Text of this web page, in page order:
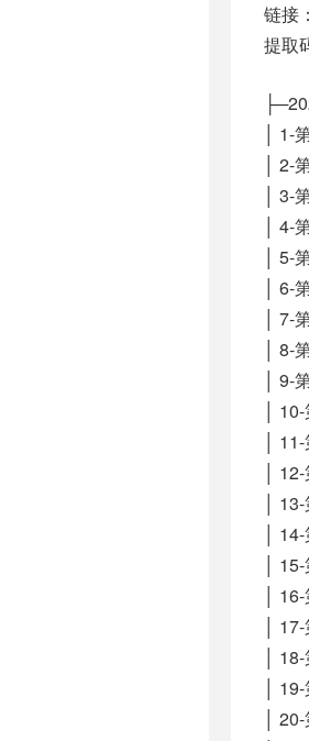
链接：
提取
│
│
│
│
│
│
│
│
│
│
│
│
│
│
│
│
│
│
│
│